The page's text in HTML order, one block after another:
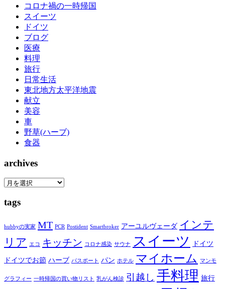
コロナ禍の一時帰国
スイーツ
ドイツ
ブログ
医療
料理
旅行
日常生活
東北地方太平洋地震
献立
美容
車
野草(ハーブ)
食器
archives
tags
hubbyの実家 MT PCR Postident Smartbroker アーユルヴェーダ インテ
リア
エコ キッチン コロナ感染 サウナ スイーツ ドイツ
ドイツでお節 ハーブ パスポート パン ホテル マイホーム マンモ
グラフィー 一時帰国の買い物リスト 乳がん検診 引越し 手料理 旅行